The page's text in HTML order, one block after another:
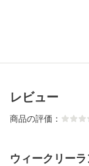
レビュー
商品の評価：
ウィークリー